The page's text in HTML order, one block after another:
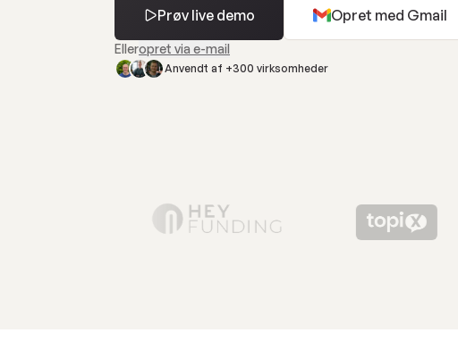
Prøv live demo Opret med Gmail
Elleropret via e-mail
Anvendt af +300 virksomheder